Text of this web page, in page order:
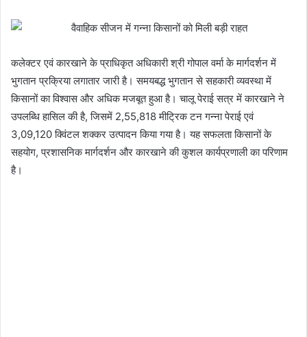
कलेक्टर एवं कारखाने के प्राधिकृत अधिकारी श्री गोपाल वर्मा के मार्गदर्शन में
भुगतान प्रक्रिया लगातार जारी है। समयबद्ध भुगतान से सहकारी व्यवस्था में
किसानों का विश्वास और अधिक मजबूत हुआ है। चालू पेराई सत्र में कारखाने ने
उपलब्धि हासिल की है, जिसमें 2,55,818 मीट्रिक टन गन्ना पेराई एवं
3,09,120 क्विंटल शक्कर उत्पादन किया गया है। यह सफलता किसानों के
सहयोग, प्रशासनिक मार्गदर्शन और कारखाने की कुशल कार्यप्रणाली का परिणाम
है।